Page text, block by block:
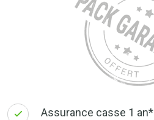
Assurance casse 1 an*